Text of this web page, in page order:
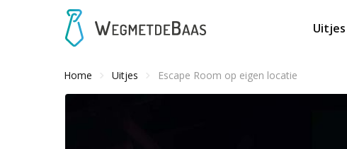
Home Uitjes Escape Room op eigen locatie